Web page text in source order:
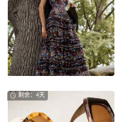
剩余：4天